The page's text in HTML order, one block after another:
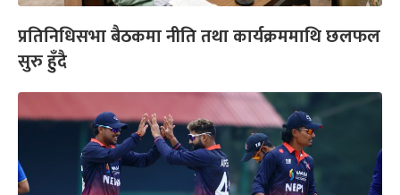
प्रतिनिधिसभा बैठकमा नीति तथा कार्यक्रममाथि छलफल
सुरु हुँदै